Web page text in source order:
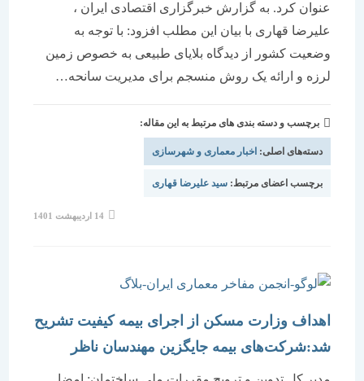
عنوان کرد. به گزارش خبرگزاری اقتصادی ایران ،
علیرضا قهاری با بیان این مطلب افزود: با توجه به
وضعیت کشور از دیدگاه بلایای طبیعی به خصوص زمین
لرزه و ارائه یک روش منسجم برای مدیریت سانحه…
برچسب و دسته بندی های مرتبط به این مقاله:
دسته‌های اصلی:اخبار معماری و شهرسازی
برچسب اعضای مرتبط: سید علیرضا قهاری
اهداف وزارت مسکن از اجرای بیمه کیفیت تشریح
شد:شرکت‌های بیمه جایگزین مهندسان ناظر